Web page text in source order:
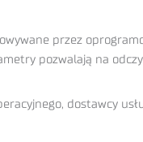
przez
pozwalają na
dostawcy